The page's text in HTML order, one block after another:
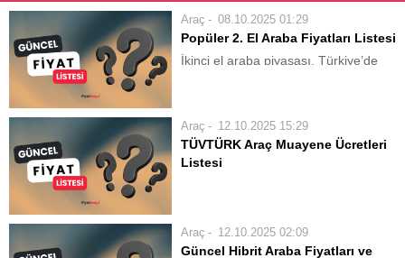
Araç 08.10.2025 01:29
Popüler 2. El Araba Fiyatları Listesi
İkinci el araba piyasası, Türkiye’de
bir araştırma ve piyasa bilgisi
gerektirir. Fiyatlar; aracın markası,...
Araç 12.10.2025 15:29
TÜVTÜRK Araç Muayene Ücretleri
Listesi
yasal bir zorunluluk olan periyodik
Araç 12.10.2025 02:09
Güncel Hibrit Araba Fiyatları ve